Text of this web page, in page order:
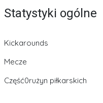
Statystyki ogólne
Kickarounds
Mecze
Część0rużyn piłkarskich